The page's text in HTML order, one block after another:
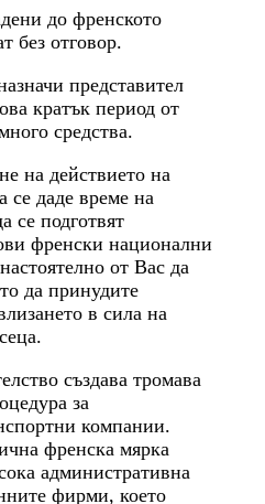
до френското
без отговор.
представител
кратък период от
средства.
на действието на
се даде време на
се подготвят
френски национални
от Вас да
да принудите
в сила на
създава тромава
за
компании.
френска мярка
административна
фирми, което